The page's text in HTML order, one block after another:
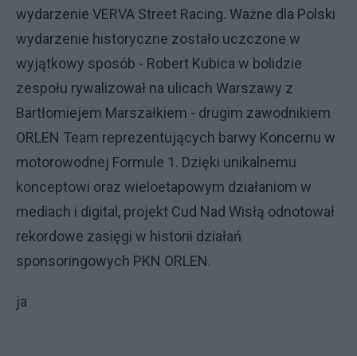
wydarzenie VERVA Street Racing. Ważne dla Polski
wydarzenie historyczne zostało uczczone w
wyjątkowy sposób - Robert Kubica w bolidzie
zespołu rywalizował na ulicach Warszawy z
Bartłomiejem Marszałkiem - drugim zawodnikiem
ORLEN Team reprezentujących barwy Koncernu w
motorowodnej Formule 1. Dzięki unikalnemu
konceptowi oraz wieloetapowym działaniom w
mediach i digital, projekt Cud Nad Wisłą odnotował
rekordowe zasięgi w historii działań
sponsoringowych PKN ORLEN.
ja